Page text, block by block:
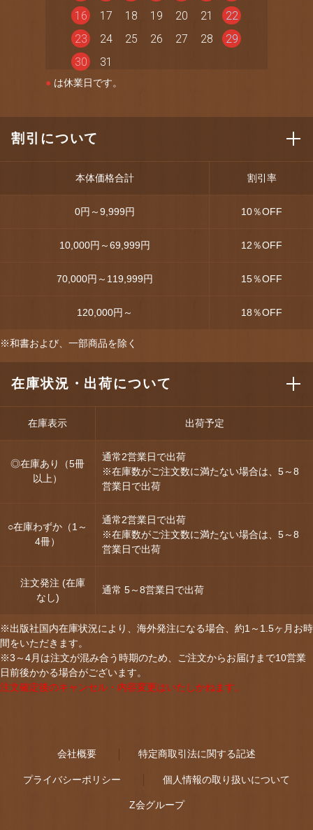
16
17 18 19 20 21
22
23
24 25 26 27 28
29
30
31
● は休業日です。
割引について
本体価格合計 割引率
0円～9,999円 10％OFF
10,000円～69,999円 12％OFF
70,000円～119,999円 15％OFF
120,000円～ 18％OFF
※和書および、一部商品を除く
在庫状況・出荷について
在庫表示 出荷予定
◎在庫あり（5冊
以上）
通常2営業日で出荷
※在庫数がご注文数に満たない場合は、5～8
営業日で出荷
○在庫わずか（1～
4冊）
通常2営業日で出荷
※在庫数がご注文数に満たない場合は、5～8
営業日で出荷
注文発注 (在庫
なし)
通常 5～8営業日で出荷
※出版社国内在庫状況により、海外発注になる場合、約1～1.5ヶ月お時
間をいただきます。
※3～4月は注文が混み合う時期のため、ご注文からお届けまで10営業
日前後かかる場合がございます。
注文確定後のキャンセル・内容変更はいたしかねます。
会社概要 特定商取引法に関する記述
プライバシーポリシー 個人情報の取り扱いについて
Z会グループ